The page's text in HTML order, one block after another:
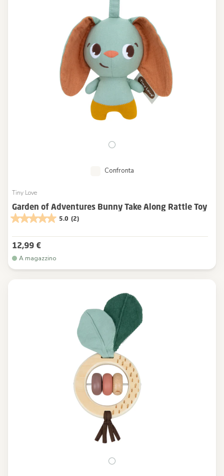
Confronta
Tiny Love
Garden of Adventures Bunny Take Along Rattle Toy
5.0 (2)
12,99 €
A magazzino